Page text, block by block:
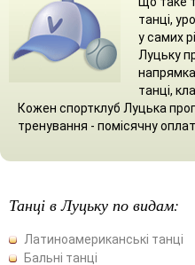
танці,
у самих
Луцьку
танці,
Кожен спортклуб Луцька
тренування - помісячну
Танці в Луцьку по видам:
Латиноамериканські танці
Бальні танці